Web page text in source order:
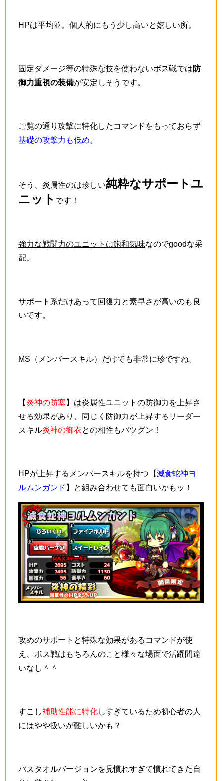
HPは平均並。個人的にもう少し高いと嬉しい所。
固定ダメージ等の特殊な技を使わないボス戦では 防
御力重視の装備が安定しそうです。
ご覧の通り攻撃に特化したコマンドをもっておらず
基礎の攻撃力も低め
そう、炎属性のは珍しい純粋なサポートユ
ニット です！
強力な戦闘力のユニットは飽和気味なのでgoodな采
配。
サポート系だけあって回復力と素早さが高いのも良
いです。
MS（メンバースキル）だけでも非常に珍ですね。
【炎神の防塞】は炎属性ユニットの防御力を上昇さ
せる効果があり、同じく防御力が上昇するリーダー
スキル炎神の御衣 との相性もバツグン！
HPが上昇するメンバースキルを持つ【滅食蛇神ヨ
ルムンガンド 】と組み合わせても面白いかもッ！
攻めのサポートと特殊な効果があるコマンドが使
え、ボス戦はもちろんのこと様々な場面で活躍間違
いなし＾＾
すこし補助性能に特化しすぎているため初心者の人
にはやや扱いが難しいかも？
バスタオルバージョンを見慣れすぎて慣れてきた自